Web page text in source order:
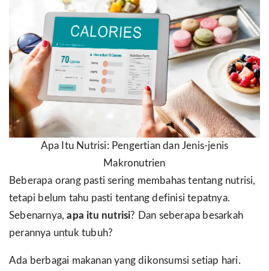
Apa Itu Nutrisi: Pengertian dan Jenis-jenis
Makronutrien
Beberapa orang pasti sering membahas tentang nutrisi,
tetapi belum tahu pasti tentang definisi tepatnya.
Sebenarnya,apa itu nutrisi? Dan seberapa besarkah
perannya untuk tubuh?
Ada berbagai makanan yang dikonsumsi setiap hari.